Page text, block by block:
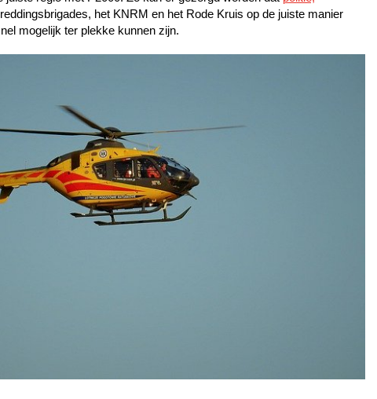
het KNRM en het Rode Kruis op de juiste manier
mogelijk ter plekke kunnen zijn.